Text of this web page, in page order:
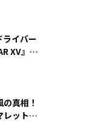
ライバー
XV』を
真相！
レットが